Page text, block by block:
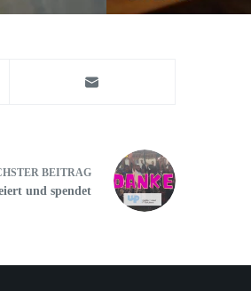
BEITRAG
und spendet